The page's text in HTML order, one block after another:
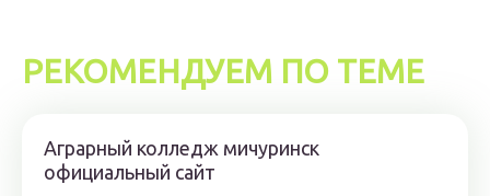
РЕКОМЕНДУЕМ ПО ТЕМЕ
Аграрный колледж мичуринск
официальный сайт